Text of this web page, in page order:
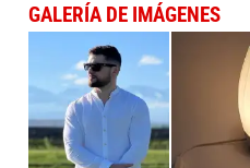
GALERÍA DE IMÁGENES